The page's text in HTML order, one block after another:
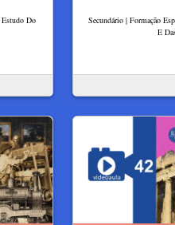
Do
Secundário | Formação
E